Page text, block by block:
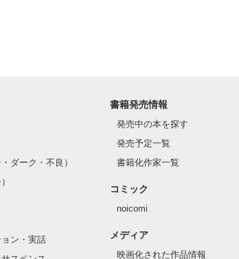
、誰と過ごして何を思うのだろうか。
ダーク・不良）
ョン・実話
書籍発売情報
発売中の本を探す
発売予定一覧
書籍化作家一覧
コミック
noicomi
メディア
映画化された作品情報